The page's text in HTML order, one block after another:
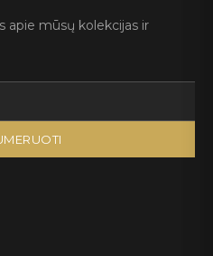
apie mūsų kolekcijas ir